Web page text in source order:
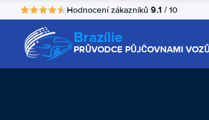
Hodnocení zákazníků 9.1 / 10
Brazílie
PRŮVODCE PŮJČOVNAMI